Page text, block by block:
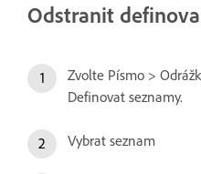
Odstranit
Zvolte Písmo >
Definovat seznamy.
Vybrat seznam